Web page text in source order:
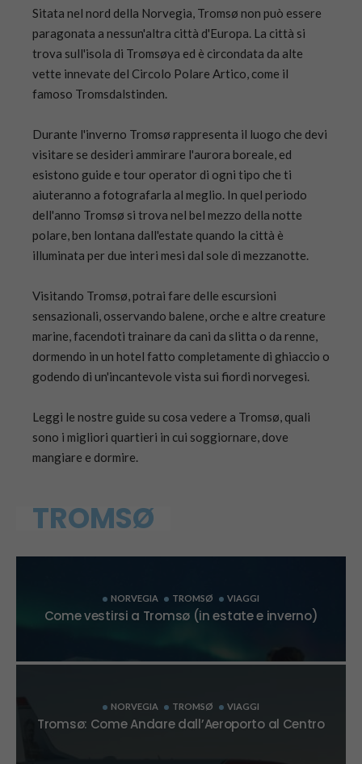
Sitata nel nord della Norvegia, Tromsø non può essere
paragonata a nessun'altra città d'Europa. La città si
trova sull'isola di Tromsøya ed è circondata da alte
vette innevate del Circolo Polare Artico, come il
famoso Tromsdalstinden.
Durante l'inverno Tromsø rappresenta il luogo che devi
visitare se desideri ammirare l'aurora boreale, ed
esistono guide e tour operator di ogni tipo che ti
aiuteranno a fotografarla al meglio. In quel periodo
dell'anno Tromsø si trova nel bel mezzo della notte
polare, ben lontana dall'estate quando la città è
illuminata per due interi mesi dal sole di mezzanotte.
Visitando Tromsø, potrai fare delle escursioni
sensazionali, osservando balene, orche e altre creature
marine, facendoti trainare da cani da slitta o da renne,
dormendo in un hotel fatto completamente di ghiaccio o
godendo di un'incantevole vista sui fiordi norvegesi.
Leggi le nostre guide su cosa vedere a Tromsø, quali
sono i migliori quartieri in cui soggiornare, dove
mangiare e dormire.
TROMSØ
NORVEGIA TROMSØ VIAGGI
Come vestirsi a Tromsø (in estate e inverno)
NORVEGIA TROMSØ VIAGGI
Tromsø: Come Andare dall’Aeroporto al Centro